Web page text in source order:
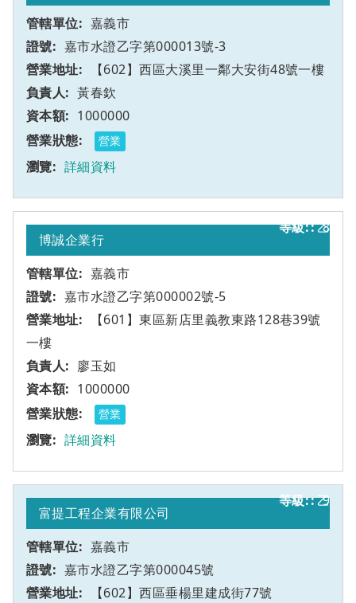
嘉義市
嘉市水證乙字第000013號-3
【602】西區大溪里一鄰大安街48號一樓
黃春欽
1000000
營業
詳細資料
8
博誠企業行
嘉義市
嘉市水證乙字第000002號-5
【601】東區新店里義教東路128巷39號
一樓
乙
廖玉如
1000000
營業
詳細資料
9
富提工程企業有限公司
嘉義市
嘉市水證乙字第000045號
【602】西區垂楊里建成街77號
乙